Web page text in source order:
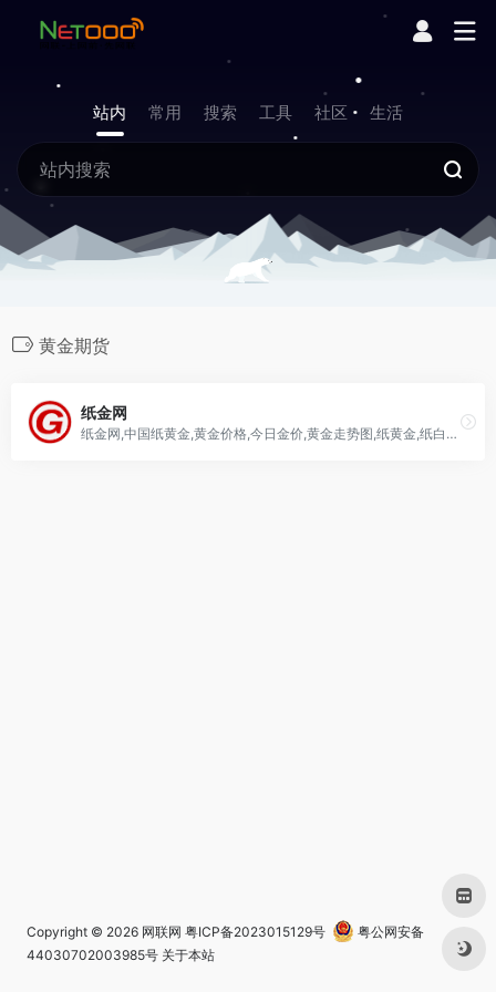
站内 常用 搜索 工具 社区 生活
黄金期货
纸金网
纸金网,中国纸黄金,黄金价格,今日金价,黄金走势图,纸黄金,纸白银,纸铂金,黄金投资,实物黄金,贵金属投资服务的第一站,为华人黄金投资者提供及时全面的黄金资讯。
Copyright © 2026 网联网 粤ICP备2023015129号
粤公网安备
44030702003985号 关于本站